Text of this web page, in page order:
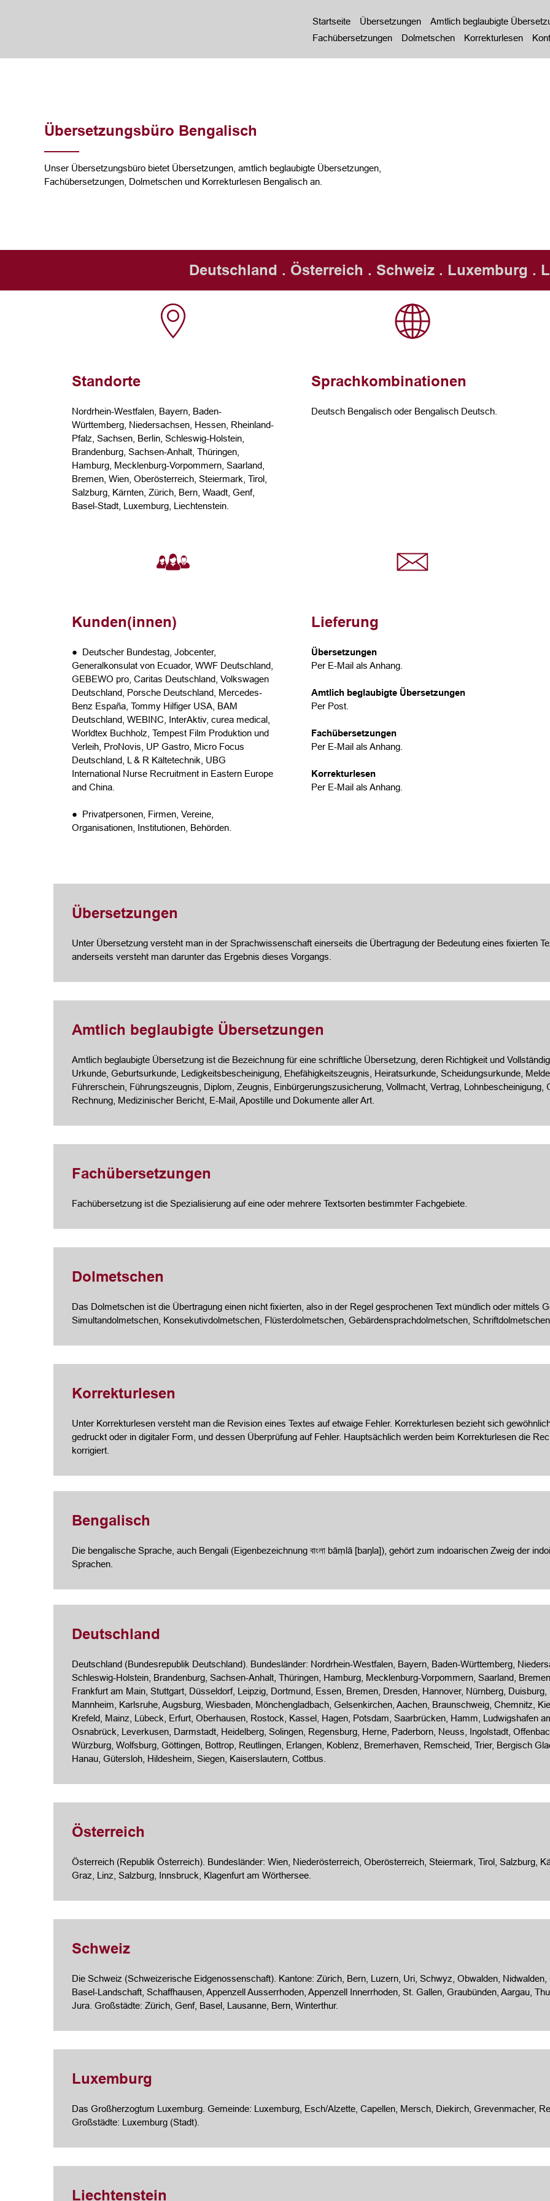
Startseite Übersetzungen
Amtlich beglaubigte
Fachübersetzungen
Dolmetschen Korrekturlesen
Übersetzungsbüro Bengalisch
Unser Übersetzungsbüro bietet Übersetzungen, amtlich beglaubigte Übersetzungen,
Fachübersetzungen, Dolmetschen und Korrekturlesen Bengalisch an.
Deutschland . Österreich . Schweiz . Luxemburg .
Standorte
Nordrhein-Westfalen, Bayern, Baden-
Württemberg, Niedersachsen, Hessen, Rheinland-
Pfalz, Sachsen, Berlin, Schleswig-Holstein,
Brandenburg, Sachsen-Anhalt, Thüringen,
Hamburg, Mecklenburg-Vorpommern, Saarland,
Bremen, Wien, Ober­österreich, Steier­mark, Tirol,
Salzburg, Kärnten, Zürich, Bern, Waadt, Genf,
Basel-Stadt, Luxemburg, Liechtenstein.
Sprachkombinationen
Deutsch Bengalisch oder Bengalisch Deutsch.
Kunden(innen)
● Deutscher Bundestag, Jobcenter,
Generalkonsulat von Ecuador, WWF Deutschland,
GEBEWO pro, Caritas Deutschland, Volkswagen
Deutschland, Porsche Deutschland, Mercedes-
Benz España, Tommy Hilfiger USA, BAM
Deutschland, WEBINC, InterAktiv, curea medical,
Worldtex Buchholz, Tempest Film Produktion und
Verleih, ProNovis, UP Gastro, Micro Focus
Deutschland, L & R Kältetechnik, UBG
International Nurse Recruitment in Eastern Europe
and China.
● Privatpersonen, Firmen, Vereine,
Organisationen, Institutionen, Behörden.
Lieferung
Übersetzungen
Per E-Mail als Anhang.
Amtlich beglaubigte Übersetzungen
Per Post.
Fachübersetzungen
Per E-Mail als Anhang.
Korrekturlesen
Per E-Mail als Anhang.
Übersetzungen
Unter Übersetzung versteht man in der Sprachwissenschaft einerseits die Übertragung der Bedeutung eines fixierten
anderseits versteht man darunter das Ergebnis dieses Vorgangs.
Amtlich beglaubigte Übersetzungen
Amtlich beglaubigte Übersetzung ist die Bezeichnung für eine schriftliche Übersetzung, deren Richtigkeit und
Urkunde, Geburtsurkunde, Ledigkeitsbescheinigung, Ehefähigkeitszeugnis, Heiratsurkunde, Scheidungsurkunde,
Führerschein, Führungszeugnis, Diplom, Zeugnis, Einbürgerungszusicherung, Vollmacht, Vertrag, Lohnbescheinigung,
Rechnung, Medizinischer Bericht, E-Mail, Apostille und Dokumente aller Art.
Fachübersetzungen
Fachübersetzung ist die Spezialisierung auf eine oder mehrere Textsorten bestimmter Fachgebiete.
Dolmetschen
Das Dolmetschen ist die Übertragung einen nicht fixierten, also in der Regel gesprochenen Text mündlich oder mittels
Simultandolmetschen, Konsekutivdolmetschen, Flüsterdolmetschen, Gebärdensprachdolmetschen, Schriftdolmetschen.
Korrekturlesen
Unter Korrekturlesen versteht man die Revision eines Textes auf etwaige Fehler. Korrekturlesen bezieht sich
gedruckt oder in digitaler Form, und dessen Überprüfung auf Fehler. Hauptsächlich werden beim Korrekturlesen die
korrigiert.
Bengalisch
Die bengalische Sprache, auch Bengali (Eigenbezeichnung বাংলা bāṃlā [baŋla]), gehört zum indoarischen Zweig der
Sprachen.
Deutschland
Deutschland (Bundesrepublik Deutschland). Bundesländer: Nordrhein-Westfalen, Bayern, Baden-Württemberg,
Schleswig-Holstein, Brandenburg, Sachsen-Anhalt, Thüringen, Hamburg, Mecklenburg-Vorpommern, Saarland,
Frankfurt am Main, Stuttgart , Düsseldorf, Leipzig, Dortmund, Essen, Bremen, Dresden , Hannover, Nürnberg,
Mannheim, Karlsruhe, Augsburg , Wiesbaden, Mönchengladbach, Gelsenkirchen, Aachen, Braunschweig, Chemnitz,
Krefeld, Mainz , Lübeck, Erfurt , Oberhausen, Rostock Kassel , Hagen, Potsdam Saarbrücken , Hamm, Ludwigshafen
Osnabrück, Leverkusen, Darmstadt, Heidelberg, Solingen, Regensburg, Herne, Paderborn, Neuss, Ingolstadt,
Würzburg, Wolfsburg, Göttingen, Bottrop, Reutlingen, Erlangen, Koblenz, Bremerhaven, Remscheid, Trier, Bergisch
Hanau, Gütersloh, Hildesheim, Siegen, Kaiserslautern, Cottbus.
Österreich
Österreich (Republik Österreich). Bundesländer: Wien, Nieder­österreich, Ober­österreich, Steier­mark, Tirol, Salzburg,
Graz, Linz, Salzburg, Innsbruck, Klagenfurt am Wörthersee.
Schweiz
Die Schweiz (Schweizerische Eidgenossenschaft). Kantone: Zürich, Bern, Luzern, Uri, Schwyz, Obwalden, Nidwalden,
Basel-Landschaft, Schaffhausen, Appenzell Ausserrhoden, Appenzell Innerrhoden, St. Gallen, Graubünden, Aargau,
Jura. Großstädte: Zürich, Genf, Basel, Lausanne, Bern, Winterthur.
Luxemburg
Das Großherzogtum Luxemburg. Gemeinde: Luxemburg, Esch/Alzette, Capellen, Mersch, Diekirch, Grevenmacher,
Großstädte: Luxemburg (Stadt).
Liechtenstein